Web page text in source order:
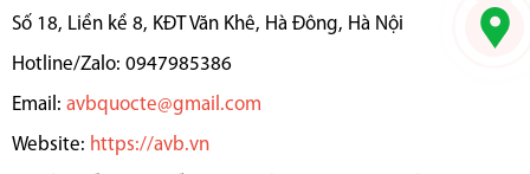
Số 18, Liền kề 8, KĐT Văn Khê, Hà Đông, Hà Nội
Hotline/Zalo: 0947985386
Email: avbquocte@gmail.com
Website: https://avb.vn